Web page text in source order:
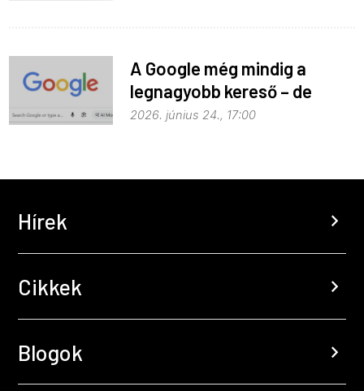
A Google még mindig a
legnagyobb kereső – de
vajon a legjobb is?
2026. június 24., 17:00
Hírek chevron_right
Cikkek chevron_right
Blogok chevron_right